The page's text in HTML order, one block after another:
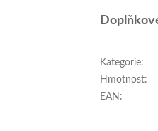
Kategorie:
Hmotnost:
EAN :